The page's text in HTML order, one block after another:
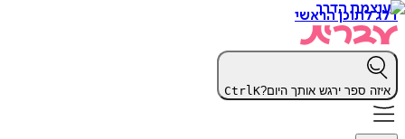
דלג לתוכן הראשי
איזה ספר ירגש אותך היום? CtrlK